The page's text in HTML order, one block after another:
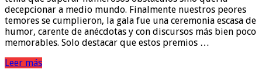
decepcionar a medio mundo. Finalmente nuestros peores
temores se cumplieron, la gala fue una ceremonia escasa de
humor, carente de anécdotas y con discursos más bien poco
memorables. Solo destacar que estos premios …
Leer más